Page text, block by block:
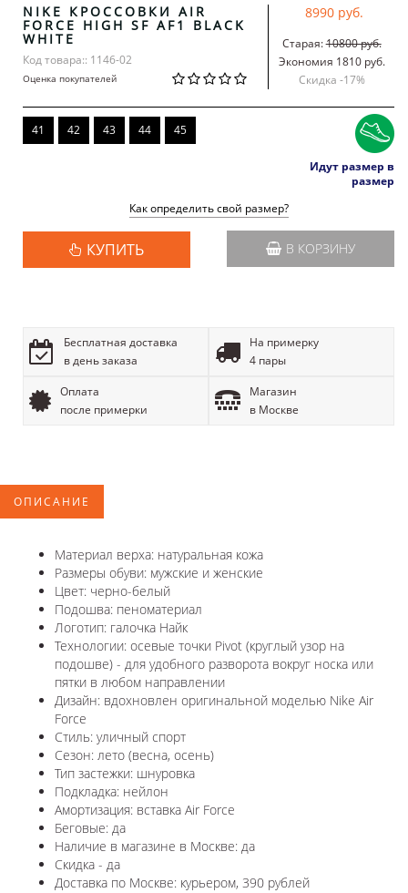
NIKE КРОССОВКИ AIR
FORCE HIGH SF AF1 BLACK
WHITE
Код товара:: 1146-02
Оценка покупателей
8990 руб.
Старая:10800 руб.
Экономия 1810 руб.
Скидка -17%
41 42 43 44 45
Идут размер в
размер
Как определить свой размер?
КУПИТЬ В КОРЗИНУ
Бесплатная доставка
в день заказа
На примерку
4 пары
Оплата
после примерки
Магазин
в Москве
ОПИСАНИЕ
Материал верха: натуральная кожа
Размеры обуви: мужские и женские
Цвет: черно-белый
Подошва: пеноматериал
Логотип: галочка Найк
Технологии: осевые точки Pivot (круглый узор на
подошве) - для удобного разворота вокруг носка или
пятки в любом направлении
Дизайн: вдохновлен оригинальной моделью Nike Air
Force
Стиль: уличный спорт
Сезон: лето (весна, осень)
Тип застежки: шнуровка
Подкладка: нейлон
Амортизация: вставка Air Force
Беговые: да
Наличие в магазине в Москве: да
Скидка - да
Доставка по Москве: курьером, 390 рублей